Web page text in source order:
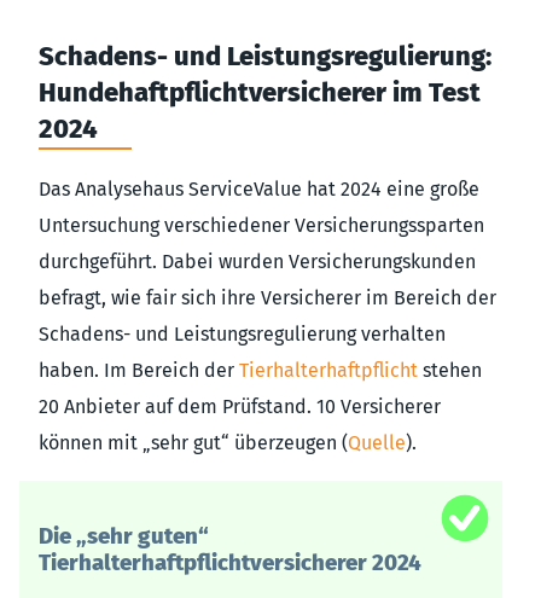
Schadens- und Leistungsregulierung:
Hundehaftpflichtversicherer im Test
2024
Das Analysehaus ServiceValue hat 2024 eine große
Untersuchung verschiedener Versicherungssparten
durchgeführt. Dabei wurden Versicherungskunden
befragt, wie fair sich ihre Versicherer im Bereich der
Schadens- und Leistungsregulierung verhalten
haben. Im Bereich der Tierhalterhaftpflicht stehen
20 Anbieter auf dem Prüfstand. 10 Versicherer
können mit „sehr gut“ überzeugen (Quelle).
Die „sehr guten“
Tierhalterhaftpflichtversicherer 2024